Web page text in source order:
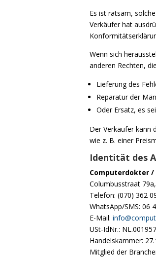
Es ist ratsam,
Verkäufer hat
Wenn sich
anderen Rechten,
Lieferung des
Reparatur der
Oder Ersatz, es
Der Verkäufer kann
wie z. B. einer
Identität des
Computerdokter /
Columbusstraat
Telefon: (070) 362
WhatsApp/SMS: 06
E-Mail:
USt-IdNr.:
Handelskammer:
Mitglied der